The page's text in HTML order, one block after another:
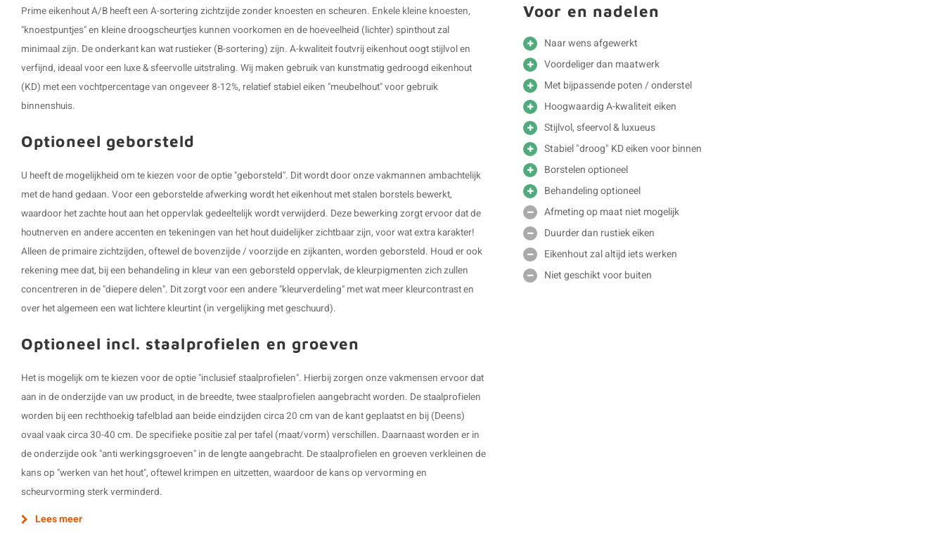
Prime eikenhout A/B heeft een A-sortering zichtzijde zonder knoesten en scheuren. Enkele kleine knoesten,
"knoestpuntjes" en kleine droogscheurtjes kunnen voorkomen en de hoeveelheid (lichter) spinthout zal
minimaal zijn. De onderkant kan wat rustieker (B-sortering) zijn. A-kwaliteit foutvrij eikenhout oogt stijlvol en
verfijnd, ideaal voor een luxe & sfeervolle uitstraling. Wij maken gebruik van kunstmatig gedroogd eikenhout
(KD) met een vochtpercentage van ongeveer 8-12%, relatief stabiel eiken "meubelhout" voor gebruik
binnenshuis.
Optioneel geborsteld
U heeft de mogelijkheid om te kiezen voor de optie "geborsteld". Dit wordt door onze vakmannen ambachtelijk
met de hand gedaan. Voor een geborstelde afwerking wordt het eikenhout met stalen borstels bewerkt,
waardoor het zachte hout aan het oppervlak gedeeltelijk wordt verwijderd. Deze bewerking zorgt ervoor dat de
houtnerven en andere accenten en tekeningen van het hout duidelijker zichtbaar zijn, voor wat extra karakter!
Alleen de primaire zichtzijden, oftewel de bovenzijde / voorzijde en zijkanten, worden geborsteld. Houd er ook
rekening mee dat, bij een behandeling in kleur van een geborsteld oppervlak, de kleurpigmenten zich zullen
concentreren in de "diepere delen". Dit zorgt voor een andere "kleurverdeling" met wat meer kleurcontrast en
over het algemeen een wat lichtere kleurtint (in vergelijking met geschuurd).
Optioneel incl. staalprofielen en groeven
Het is mogelijk om te kiezen voor de optie "inclusief staalprofielen". Hierbij zorgen onze vakmensen ervoor dat
aan in de onderzijde van uw product, in de breedte, twee staalprofielen aangebracht worden. De staalprofielen
worden bij een rechthoekig tafelblad aan beide eindzijden circa 20 cm van de kant geplaatst en bij (Deens)
ovaal vaak circa 30-40 cm. De specifieke positie zal per tafel (maat/vorm) verschillen. Daarnaast worden er in
de onderzijde ook "anti werkingsgroeven" in de lengte aangebracht. De staalprofielen en groeven verkleinen de
kans op "werken van het hout", oftewel krimpen en uitzetten, waardoor de kans op vervorming en
scheurvorming sterk verminderd.
Lees meer
Voor en nadelen
Naar wens afgewerkt
Voordeliger dan maatwerk
Met bijpassende poten / onderstel
Hoogwaardig A-kwaliteit eiken
Stijlvol, sfeervol & luxueus
Stabiel "droog" KD eiken voor binnen
Borstelen optioneel
Behandeling optioneel
Afmeting op maat niet mogelijk
Duurder dan rustiek eiken
Eikenhout zal altijd iets werken
Niet geschikt voor buiten